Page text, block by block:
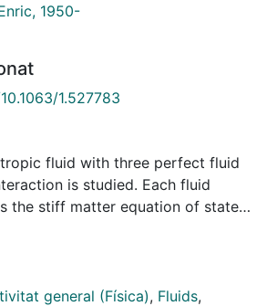
1950-
1.527783
fluid with three perfect fluid
is studied. Each fluid
the stiff matter equation of state
The interaction is chosen to
to self-dual SU(2) gauge fields. An
version of the
general (Física), Fluids,